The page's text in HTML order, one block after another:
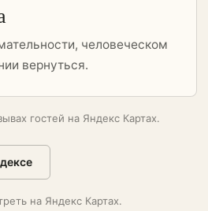
человеческом
вернуться.
гостей на Яндекс Картах.
на Яндекс Картах.